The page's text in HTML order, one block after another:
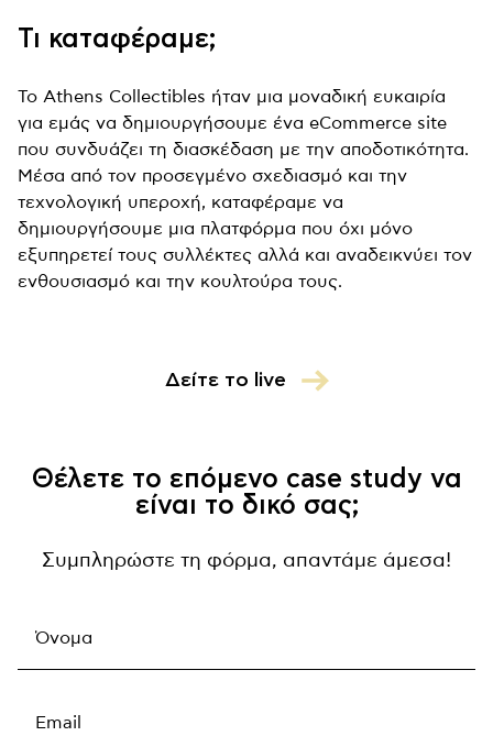
Τι καταφέραμε;
Το Athens Collectibles ήταν μια μοναδική ευκαιρία
για εμάς να δημιουργήσουμε ένα eCommerce site
που συνδυάζει τη διασκέδαση με την αποδοτικότητα.
Μέσα από τον προσεγμένο σχεδιασμό και την
τεχνολογική υπεροχή, καταφέραμε να
δημιουργήσουμε μια πλατφόρμα που όχι μόνο
εξυπηρετεί τους συλλέκτες αλλά και αναδεικνύει τον
ενθουσιασμό και την κουλτούρα τους.
Δείτε το live
Θέλετε το επόμενο case study να
είναι το δικό σας;
Συμπληρώστε τη φόρμα, απαντάμε άμεσα!